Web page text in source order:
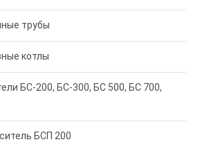
трубы
котлы
БС-200, БС-300, БС 500, БС 700,
БСП 200